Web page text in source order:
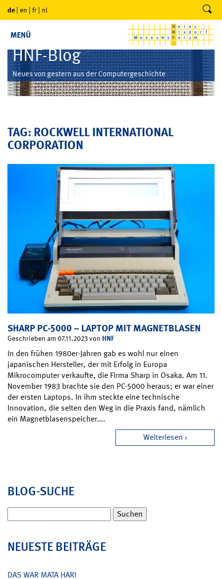
de | en | fr | nl
MENÜ
HNF-Blog
Neues von gestern aus der Computergeschichte
TAG: ROCKWELL INTERNATIONAL
CORPORATION
SHARP PC-5000 – LAPTOP MIT MAGNETBLASEN
Geschrieben am 07.11.2023 von HNF
In den frühen 1980er-Jahren gab es wohl nur einen
japanischen Hersteller, der mit Erfolg in Europa
Mikrocomputer verkaufte, die Firma Sharp in Osaka. Am 11.
November 1983 brachte sie den PC-5000 heraus; er war einer
der ersten Laptops. In ihm steckte eine technische
Innovation, die selten den Weg in die Praxis fand, nämlich
ein Magnetblasenspeicher….
Weiterlesen
BLOG-SUCHE
nach:
NEUESTE BEITRÄGE
DAS WAR MATA HARI